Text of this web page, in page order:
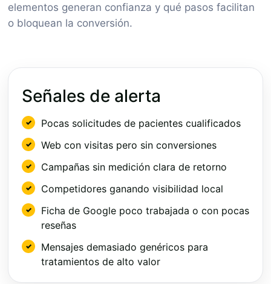
elementos generan confianza y qué pasos facilitan
o bloquean la conversión.
Señales de alerta
Pocas solicitudes de pacientes cualificados
Web con visitas pero sin conversiones
Campañas sin medición clara de retorno
Competidores ganando visibilidad local
Ficha de Google poco trabajada o con pocas
reseñas
Mensajes demasiado genéricos para
tratamientos de alto valor